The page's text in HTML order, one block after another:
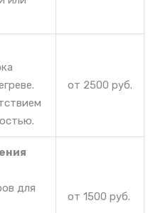
от 2500 руб.
для
от 1500 руб.